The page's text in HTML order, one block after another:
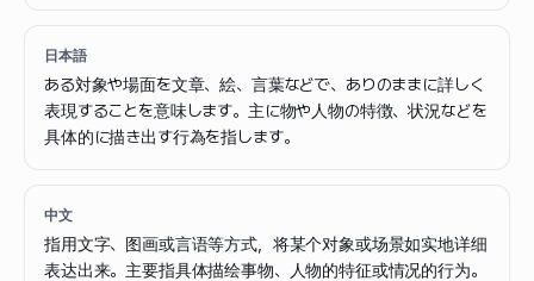
日本語
ある対象や場面を文章、絵、言葉などで、ありのままに詳しく
表現することを意味します。主に物や人物の特徴、状況などを
具体的に描き出す行為を指します。
中文
指用文字、图画或言语等方式，将某个对象或场景如实地详细
表达出来。主要指具体描绘事物、人物的特征或情况的行为。